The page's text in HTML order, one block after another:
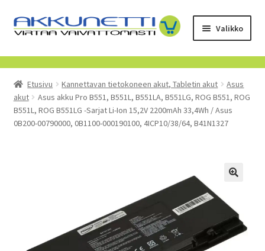
Siirry
navigointiin
Siirry
sisältöön
Valikko
Kauppa
Tietoa meistä
Yrityksille
Etusivu Kannettavan tietokoneen akut, Tabletin akut
Asus
akut
Asus akku Pro B551, B551L, B551LA, B551LG, ROG B551, ROG
B551L, ROG B551LG -Sarjat Li-Ion 15,2V 2200mAh 33,4Wh / Asus
0B200-00790000, 0B1100-000190100, 4ICP10/38/64, B41N1327